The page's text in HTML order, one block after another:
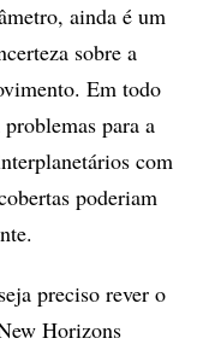
ainda é um
sobre a
Em todo
para a
com
poderiam
preciso rever o
Horizons